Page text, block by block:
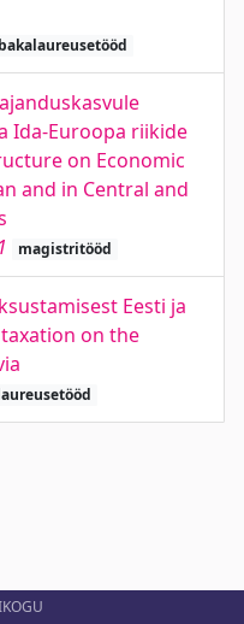
bakalaureusetööd
Ida-Euroopa riikide
on Economic
and in Central and
magistritööd
Eesti ja
on the